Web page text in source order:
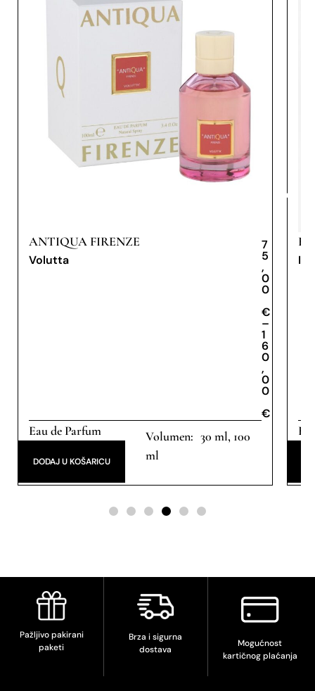
ANTIQUA FIRENZE
Volutta
7
5
,
0
0
€
–
1
6
0
,
0
0
€
Eau de Parfum
30 ml, 100
ml
DODAJ U KOŠARICU
Pažljivo pakirani
paketi
Brza i sigurna
dostava
Mogućnost
kartičnog plaćanja